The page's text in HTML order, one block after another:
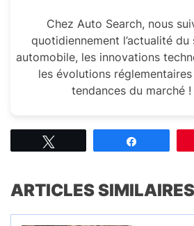
Chez Auto Search, nous
quotidiennement l’actualité du
automobile, les innovations
les évolutions
tendances du marché !
ARTICLES SIMILAIRES